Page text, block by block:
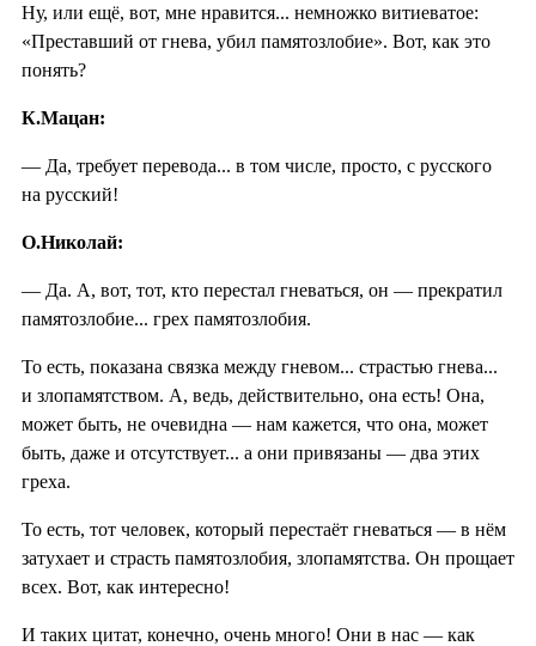
Ну, или ещё, вот, мне нравится... немножко витиеватое:
«Преставший от гнева, убил памятозлобие». Вот, как это
понять?
К.Мацан:
— Да, требует перевода... в том числе, просто, с русского
на русский!
О.Николай:
— Да. А, вот, тот, кто перестал гневаться, он — прекратил
памятозлобие... грех памятозлобия.
То есть, показана связка между гневом... страстью гнева...
и злопамятством. А, ведь, действительно, она есть! Она,
может быть, не очевидна — нам кажется, что она, может
быть, даже и отсутствует... а они привязаны — два этих
греха.
То есть, тот человек, который перестаёт гневаться — в нём
затухает и страсть памятозлобия, злопамятства. Он прощает
всех. Вот, как интересно!
И таких цитат, конечно, очень много! Они в нас — как